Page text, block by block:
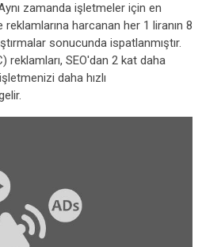
zamanda işletmeler için en
reklamlarına harcanan her 1 liranın 8
sonucunda ispatlanmıştır.
reklamları, SEO'dan 2 kat daha
daha hızlı